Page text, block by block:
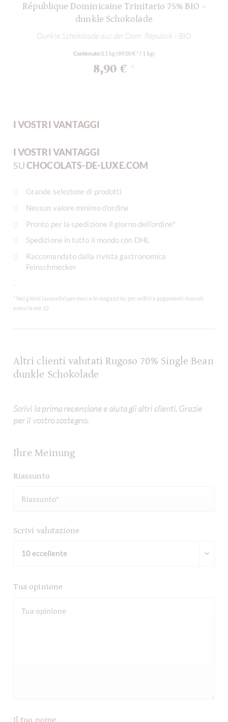
République Dominicaine Trinitario 75% BIO -
dunkle Schokolade
Dunkle Schokolade aus der Dom. Republik - BIO
Contenuto0.1 kg (89,00 € * / 1 kg)
8,90 €
I VOSTRI VANTAGGI
I VOSTRI VANTAGGI
SUCHOCOLATS-DE-LUXE.COM
Grande selezione di prodotti
Nessun valore minimo d'ordine
Pronto per la spedizione il giorno dell'ordine*
Spedizione in tutto il mondo con DHL
Raccomandato dalla rivista gastronomica
Feinschmecker
.
* Nei giorni lavorativi per merce in magazzino, per ordini e pagamenti ricevuti
entro le ore 12
Altri clienti valutati Rugoso 70% Single Bean
dunkle Schokolade
Scrivi la prima recensione e aiuta gli altri clienti. Grazie
per il vostro sostegno.
Ihre Meinung
Riassunto
Scrivi valutazione
Tua opinione
Il tuo nome